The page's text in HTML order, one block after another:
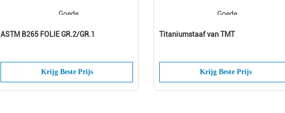
ASTM B265 FOLIE GR.2/GR.1
Krijg Beste Prijs
Titaniumstaaf van TMT
Krijg Beste Prijs